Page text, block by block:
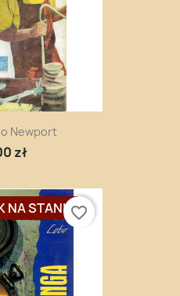
Newport
zł
NA STANIEfavorite_border